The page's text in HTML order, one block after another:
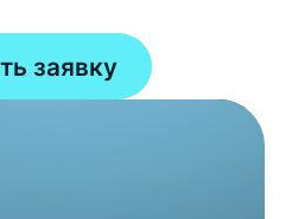
заявку